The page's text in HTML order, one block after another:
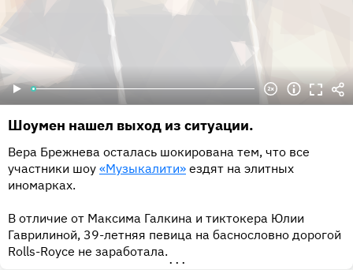
Шоумен нашел выход из ситуации.
Вера Брежнева осталась шокирована тем, что все
участники шоу «Музыкалити» ездят на элитных
иномарках.
В отличие от Максима Галкина и тиктокера Юлии
Гаврилиной, 39-летняя певица на баснословно дорогой
Rolls-Royce не заработала.
•••